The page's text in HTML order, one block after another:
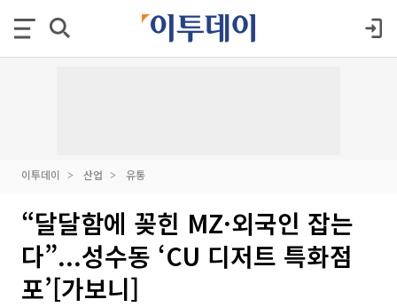
이투데이 산업 유통
“달달함에 꽂힌 MZ·외국인 잡는
다”...성수동 ‘CU 디저트 특화점
포’[가보니]